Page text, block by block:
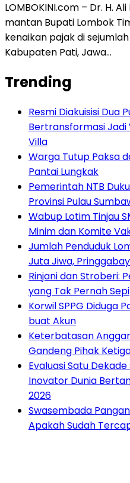
LOMBOKINI.com – Dr. H.
mantan Bupati Lombok
kenaikan pajak di
Kabupaten Pati, Jawa…
Trending
Resmi Diakuisisi Dua
Bertransformasi Jadi
Villa
Warga Tutup Paksa
Pantai Lungkak
Pemerintah NTB
Provinsi Pulau
Wabup Lotim Tinjau
Minim dan Komite
Jumlah Penduduk
Juta Jiwa,
Rinjani dan Stroberi:
yang Tak Pernah Sepi
Korwil SPPG Diduga
buat Akun
Keterbatasan
Gandeng Pihak
Evaluasi Satu Dekade
Inovator Dunia
2026
Swasembada
Apakah Sudah